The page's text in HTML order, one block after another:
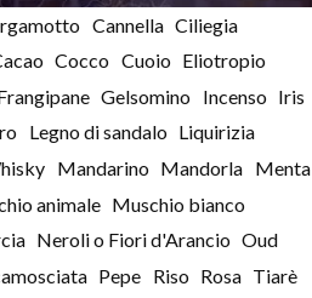
Cannella Ciliegia
Cocco Cuoio Eliotropio
Gelsomino Incenso Iris
Legno di sandalo Liquirizia
Mandarino Mandorla Menta
animale Muschio bianco
Neroli o Fiori d'Arancio Oud
Pepe Riso Rosa Tiarè